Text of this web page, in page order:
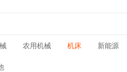
农用机械 机床 新能源